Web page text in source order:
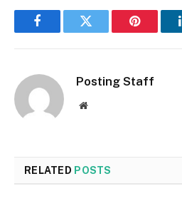
FacebookTwitter Pinterest
Posting Staff
Website
RELATED POSTS